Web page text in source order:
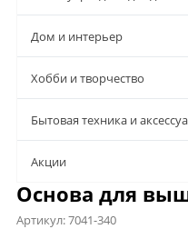
Дом и интерьер
Хобби и творчество
Бытовая техника и
Aкции
Основа для
Артикул:7041-340